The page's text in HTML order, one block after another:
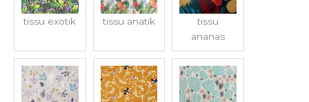
tissu exotik tissu anatik
tissu
ananas